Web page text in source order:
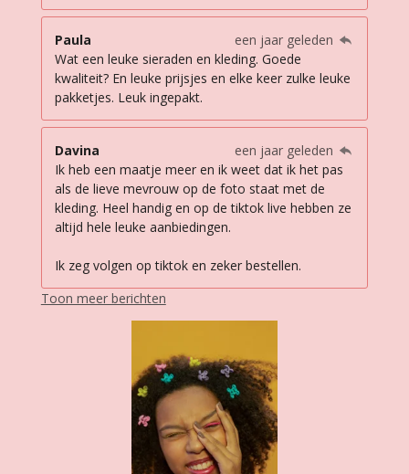
Paula
een jaar geleden
Wat een leuke sieraden en kleding. Goede
kwaliteit? En leuke prijsjes en elke keer zulke leuke
pakketjes. Leuk ingepakt.
Davina
een jaar geleden
Ik heb een maatje meer en ik weet dat ik het pas
als de lieve mevrouw op de foto staat met de
kleding. Heel handig en op de tiktok live hebben ze
altijd hele leuke aanbiedingen.
Ik zeg volgen op tiktok en zeker bestellen.
Toon meer berichten